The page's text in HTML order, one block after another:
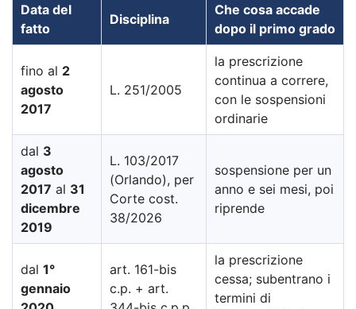
Data del
fatto
Disciplina
Che cosa accade
dopo il primo grado
fino al 2
agosto
2017
L. 251/2005
la prescrizione
continua a correre,
con le sospensioni
ordinarie
dal 3
agosto
2017 al 31
dicembre
2019
L. 103/2017
(Orlando), per
Corte cost.
38/2026
sospensione per un
anno e sei mesi, poi
riprende
dal 1°
gennaio
art. 161-bis
c.p. + art.
la prescrizione
cessa; subentrano i
termini di